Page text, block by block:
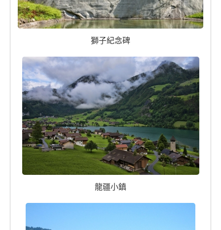
獅子紀念碑
龍疆小鎮